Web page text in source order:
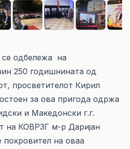
се одбележа на
250 годишнината од
просветителот Кирил
за ова пригода одржа
и Македонски г.г.
на КОВРЗГ м-р Даријан
покровител на оваа